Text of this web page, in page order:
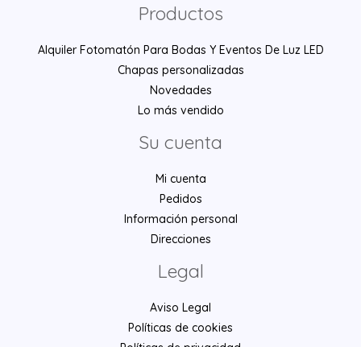
Productos
Alquiler Fotomatón Para Bodas Y Eventos De Luz LED
Chapas personalizadas
Novedades
Lo más vendido
Su cuenta
Mi cuenta
Pedidos
Información personal
Direcciones
Legal
Aviso Legal
Políticas de cookies